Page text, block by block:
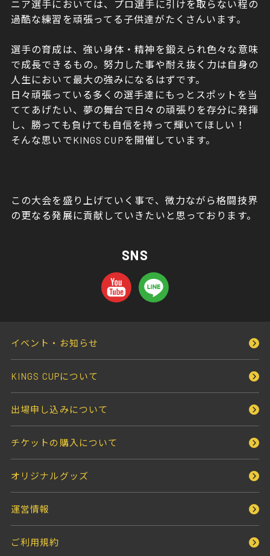
ニア選手においては、プロ選手に引けを取らない程の
過酷な練習を頑張ってる子供達がたくさんいます。
選手の育成は、強い身体・精神を鍛えられ色々な意味
で成長できるもの。努力した事や耐え抜く力は自身の
人生において最大の強みになるはずです。
日々頑張っている多くの選手達にもっとスポットを当
ててあげたい、夢の舞台で日々の頑張りを存分に発揮
し、勝っても負けても自信を持って輝いてほしい！
そんな思いでKINGS CUPを開催しています。
この大会を盛り上げていく事で、微力ながら格闘技界
の更なる発展に貢献していきたいと思っております。
SNS
イベント・お知らせ
KINGS CUPについて
出場申し込みについて
チケットの購入について
オリジナルグッズ
運営情報
ご利用規約